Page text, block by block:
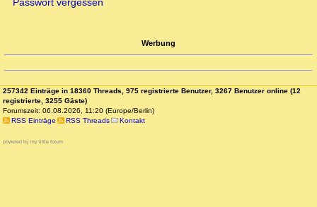
Passwort vergessen
Werbung
257342 Einträge in 18360 Threads, 975 registrierte Benutzer, 3267 Benutzer online (12
registrierte, 3255 Gäste)
Forumszeit: 06.08.2026, 11:20 (Europe/Berlin)
RSS Einträge
RSS Threads Kontakt
powered by my little forum